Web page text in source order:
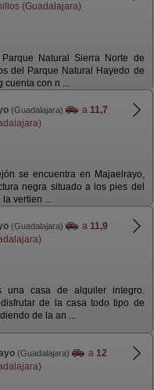
(Guadalajara)
Natural Sierra Norte de
del Parque Natural Hayedo de
cuenta con n ...
(Guadalajara) a 11,7
se encuentra en Majaelrayo,
negra situado a los pies del
la vertien ...
(Guadalajara) a 11,9
casa de alquiler integro.
de la casa todo tipo de
de la an ...
(Guadalajara) a 12